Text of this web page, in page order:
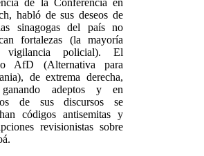
de la Conferencia en
habló de sus deseos de
sinagogas del país no
fortalezas (la mayoría
vigilancia policial). El
AfD (Alternativa para
de extrema derecha,
adeptos y en
de sus discursos se
códigos antisemitas y
revisionistas sobre